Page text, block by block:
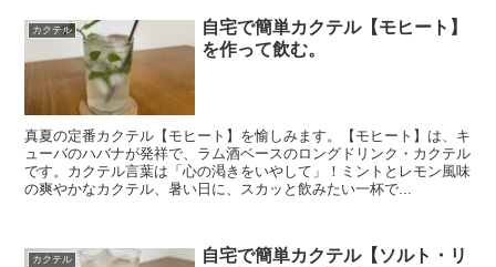
カクテル
自宅で簡単カクテル【モヒート】
を作って飲む。
真夏の定番カクテル【モヒート】を愉しみます。【モヒート】は、キ
ューバのハバナが発祥で、ラム酒ベースのロングドリンク・カクテル
です。カクテル言葉は「心の渇きをいやして」！ミントとレモン風味
の爽やかなカクテル、暑い日に、スカッと飲みたい一杯で...
カクテル
自宅で簡単カクテル【ソルト・リ